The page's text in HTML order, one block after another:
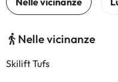
Nelle vicinanze
Skilift Tufs